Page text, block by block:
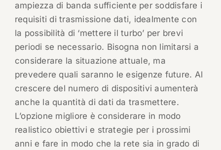
ampiezza di banda sufficiente per soddisfare i
requisiti di trasmissione dati, idealmente con
la possibilità di ‘mettere il turbo’ per brevi
periodi se necessario. Bisogna non limitarsi a
considerare la situazione attuale, ma
prevedere quali saranno le esigenze future. Al
crescere del numero di dispositivi aumenterà
anche la quantità di dati da trasmettere.
L’opzione migliore è considerare in modo
realistico obiettivi e strategie per i prossimi
anni e fare in modo che la rete sia in grado di